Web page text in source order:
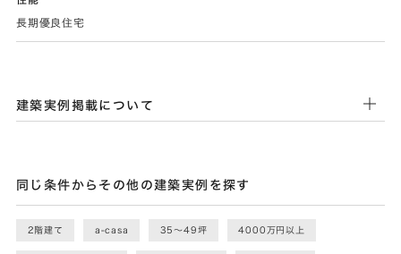
長期優良住宅
建築実例掲載について
同じ条件からその他の建築実例を探す
2階建て a-casa 35〜49坪 4000万円以上